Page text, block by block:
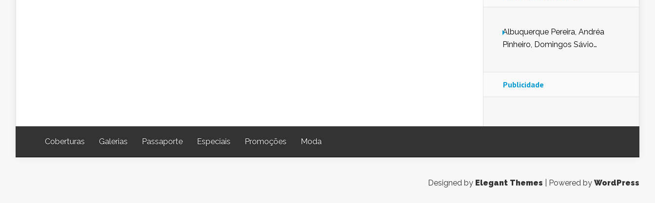
Albuquerque Pereira, Andréa
Pinheiro, Domingos Sávio
Nunes de Sena, Fátima Peixoto,
Glória Pereira, Kátia Mesel,
Publicidade
Coberturas Galerias Passaporte Especiais Promoções Moda
Designed by Elegant Themes | Powered by WordPress